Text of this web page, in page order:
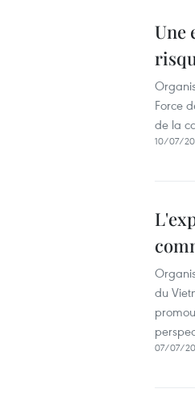
Une
Force
de la
10/07/
du
07/07/